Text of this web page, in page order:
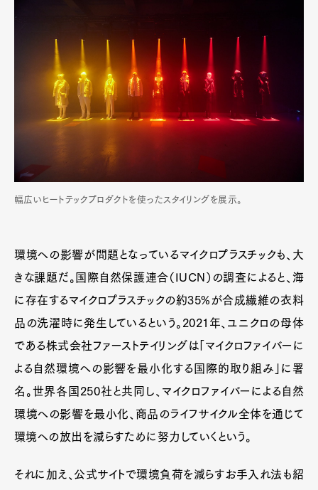
幅広いヒートテックプロダクトを使ったスタイリングを展示。
環境への影響が問題となっているマイクロプラスチックも、大
きな課題だ。国際自然保護連合（IUCN）の調査によると、海
に存在するマイクロプラスチックの約35%が合成繊維の衣料
品の洗濯時に発生しているという。2021年、ユニクロの母体
である株式会社ファーストテイリングは「マイクロファイバーに
よる自然環境への影響を最小化する国際的取り組み」に署
名。世界各国250社と共同し、マイクロファイバーによる自然
環境への影響を最小化、商品のライフサイクル全体を通じて
環境への放出を減らすために努力していくという。
それに加え、公式サイトで環境負荷を減らすお手入れ法も紹